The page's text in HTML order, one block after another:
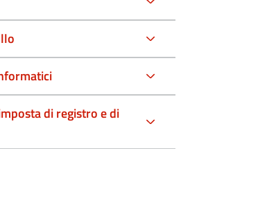
di registro e di